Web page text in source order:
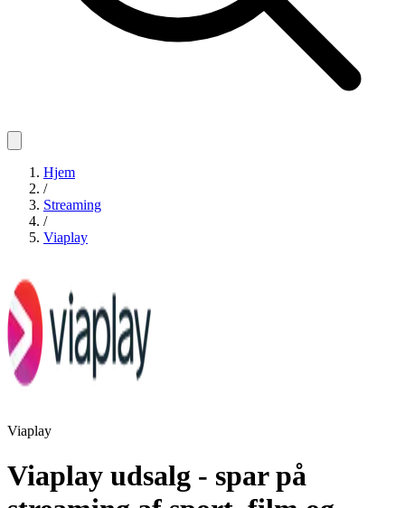
Hjem
/
Streaming
/
Viaplay
Viaplay
Viaplay udsalg - spar på